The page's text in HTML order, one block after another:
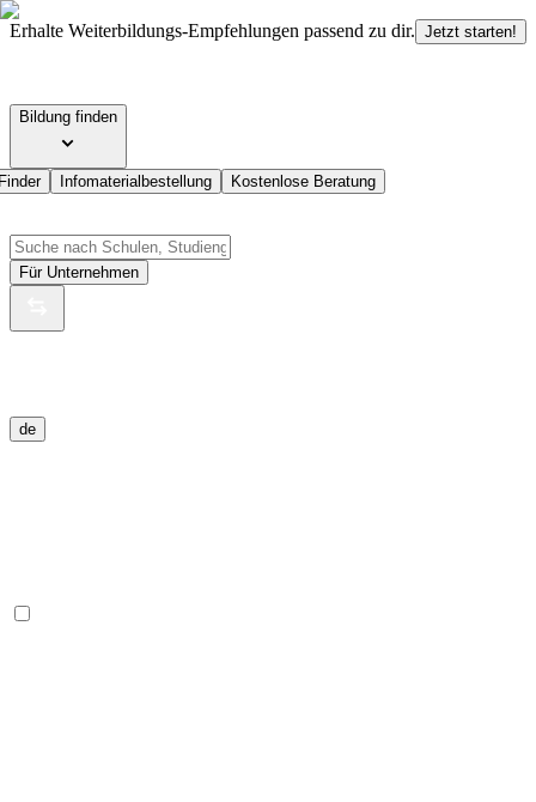
Erhalte Weiterbildungs-Empfehlungen passend zu dir. Jetzt starten!
Bildung finden
Infomaterialbestellung Kostenlose Beratung
Für Unternehmen
de